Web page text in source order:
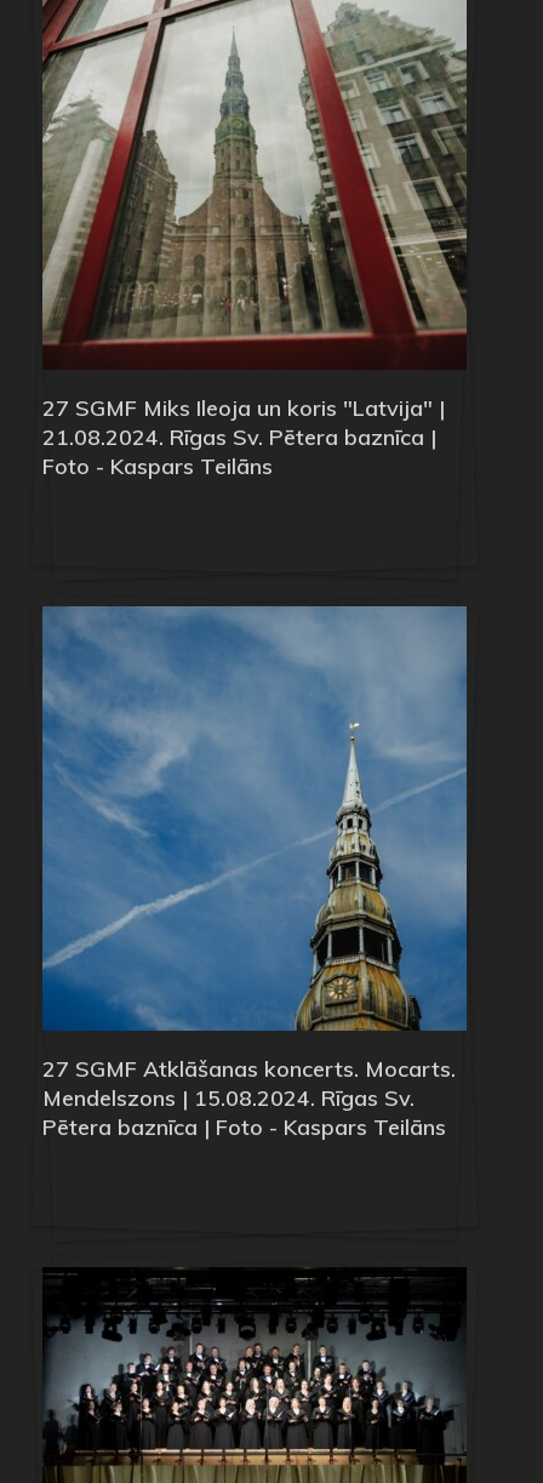
27 SGMF Miks Ileoja un koris "Latvija" |
21.08.2024. Rīgas Sv. Pētera baznīca |
Foto - Kaspars Teilāns
27 SGMF Atklāšanas koncerts. Mocarts.
Mendelszons | 15.08.2024. Rīgas Sv.
Pētera baznīca | Foto - Kaspars Teilāns